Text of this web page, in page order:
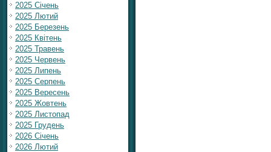
2025 Січень
2025 Лютий
2025 Березень
2025 Квітень
2025 Травень
2025 Червень
2025 Липень
2025 Серпень
2025 Вересень
2025 Жовтень
2025 Листопад
2025 Грудень
2026 Січень
2026 Лютий